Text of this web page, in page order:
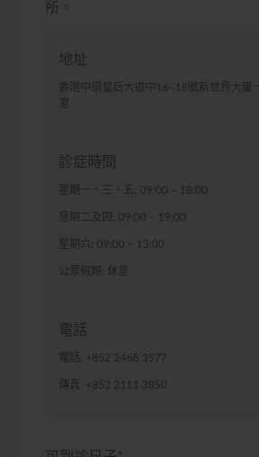
所。
地址
香港中環皇后大道中16–18號新世界大廈
室
診症時間
星期一、三、五: 09:00 – 18:00
星期二及四: 09:00 – 19:00
星期六: 09:00 – 13:00
公眾假期: 休息
電話
電話: +852 2468 3577
傳真: +852 2111 3850